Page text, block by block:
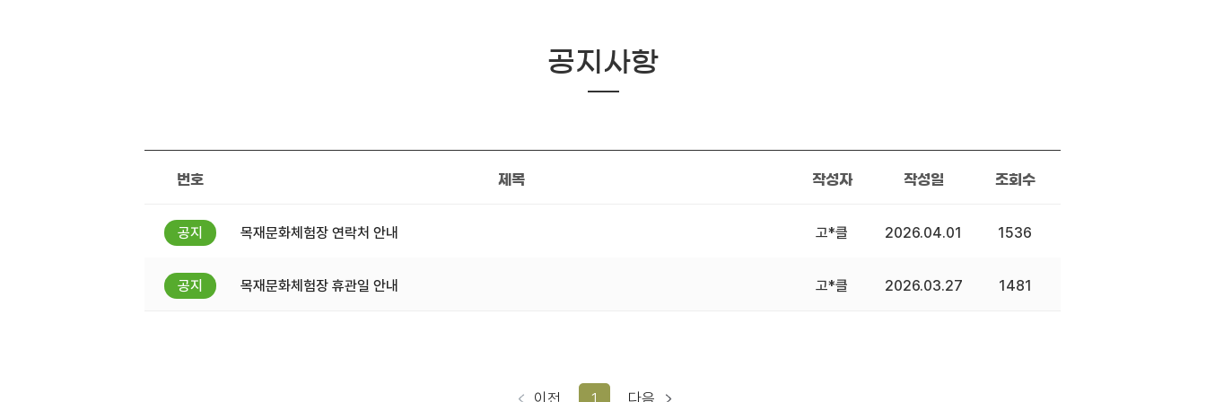
공지사항
번호 제목 작성자 작성일 조회수
목재문화체험장 연락처 안내 고*클 2026.04.01 1536
목재문화체험장 휴관일 안내 고*클 2026.03.27 1481
이전 1 다음